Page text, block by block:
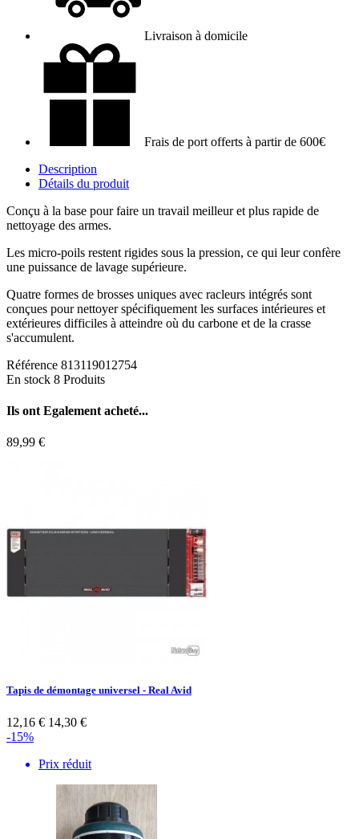
Livraison à domicile
Frais de port offerts à partir de 600€
Description
Détails du produit
Conçu à la base pour faire un travail meilleur et plus rapide de
nettoyage des armes.
Les micro-poils restent rigides sous la pression, ce qui leur confère
une puissance de lavage supérieure.
Quatre formes de brosses uniques avec racleurs intégrés sont
conçues pour nettoyer spécifiquement les surfaces intérieures et
extérieures difficiles à atteindre où du carbone et de la crasse
s'accumulent.
Référence 813119012754
En stock 8 Produits
Ils ont Egalement acheté...
89,99 €
Tapis de démontage universel - Real Avid
12,16 € 14,30 €
-15%
Prix réduit